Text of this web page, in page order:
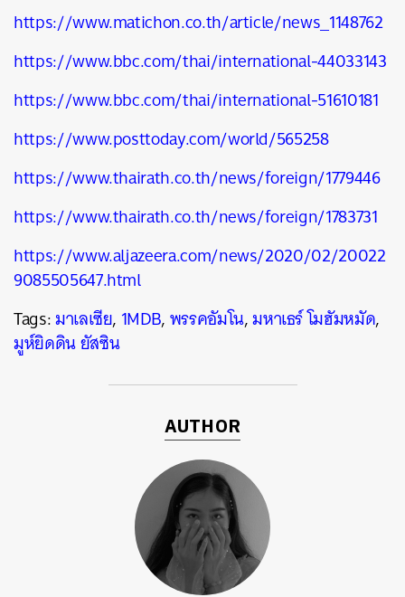
https://www.matichon.co.th/article/news_1148762
https://www.bbc.com/thai/international-44033143
https://www.bbc.com/thai/international-51610181
https://www.posttoday.com/world/565258
https://www.thairath.co.th/news/foreign/1779446
https://www.thairath.co.th/news/foreign/1783731
https://www.aljazeera.com/news/2020/02/20022
9085505647.html
Tags:มาเลเซีย,1MDB,พรรคอัมโน,มหาเธร์ โมฮัมหมัด,
มูห์ยิดดิน ยัสซิน
AUTHOR